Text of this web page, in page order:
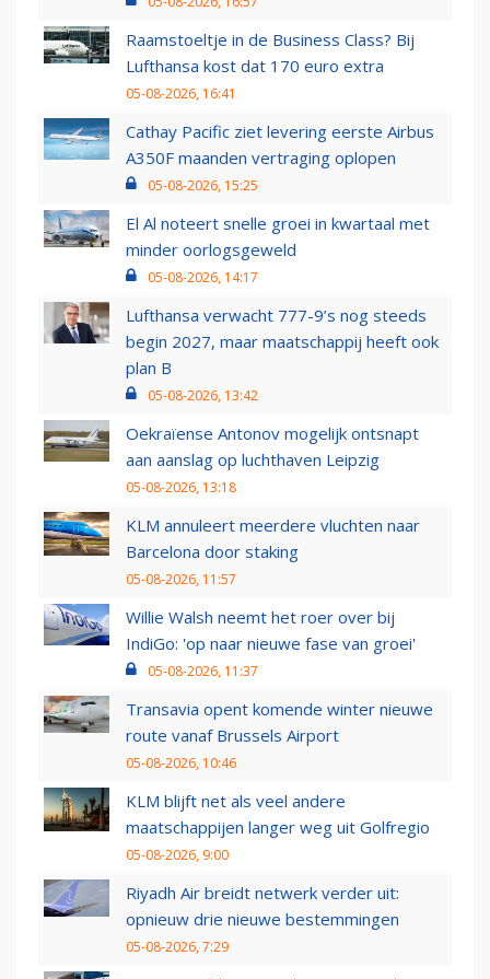
Raamstoeltje in de Business Class? Bij
Lufthansa kost dat 170 euro extra
05-08-2026, 16:41
Cathay Pacific ziet levering eerste Airbus
A350F maanden vertraging oplopen
05-08-2026, 15:25
El Al noteert snelle groei in kwartaal met
minder oorlogsgeweld
05-08-2026, 14:17
Lufthansa verwacht 777-9’s nog steeds
begin 2027, maar maatschappij heeft ook
plan B
05-08-2026, 13:42
Oekraïense Antonov mogelijk ontsnapt
aan aanslag op luchthaven Leipzig
05-08-2026, 13:18
KLM annuleert meerdere vluchten naar
Barcelona door staking
05-08-2026, 11:57
Willie Walsh neemt het roer over bij
IndiGo: 'op naar nieuwe fase van groei'
05-08-2026, 11:37
Transavia opent komende winter nieuwe
route vanaf Brussels Airport
05-08-2026, 10:46
KLM blijft net als veel andere
maatschappijen langer weg uit Golfregio
05-08-2026, 9:00
Riyadh Air breidt netwerk verder uit:
opnieuw drie nieuwe bestemmingen
05-08-2026, 7:29